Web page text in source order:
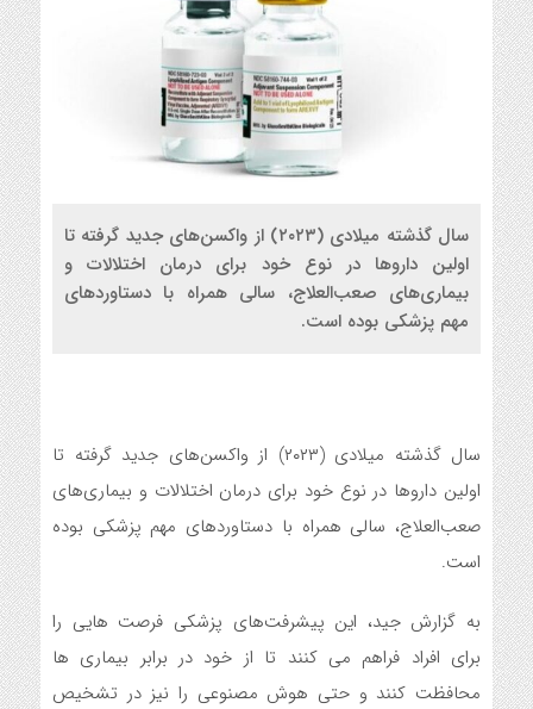
سال گذشته میلادی (۲۰۲۳) از واکسن‌های جدید گرفته تا
اولین داروها در نوع خود برای درمان اختلالات و
بیماری‌های صعب‌العلاج، سالی همراه با دستاوردهای
مهم پزشکی بوده است.
سال گذشته میلادی (۲۰۲۳) از واکسن‌های جدید گرفته تا
اولین داروها در نوع خود برای درمان اختلالات و بیماری‌های
صعب‌العلاج، سالی همراه با دستاوردهای مهم پزشکی بوده
است.
به گزارش جید، این پیشرفت‌های پزشکی فرصت هایی را
برای افراد فراهم می کنند تا از خود در برابر بیماری ها
محافظت کنند و حتی هوش مصنوعی را نیز در تشخیص